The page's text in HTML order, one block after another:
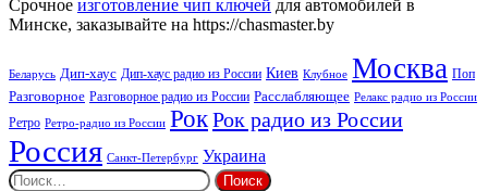
Срочное изготовление чип ключей для автомобилей в
Минске, заказывайте на https://chasmaster.by
Беларусь Дип-хаус Дип-хаус радио из России Киев Клубное Москва Поп
Разговорное Разговорное радио из России Расслабляющее Релакс радио из России
Ретро Ретро-радио из России РокРок радио из России
Россия Санкт-Петербург Украина
Найти: